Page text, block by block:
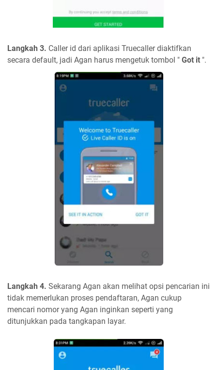
Langkah 3. Caller id dari aplikasi Truecaller diaktifkan
secara default, jadi Agan harus mengetuk tombol " Got it ".
Langkah 4. Sekarang Agan akan melihat opsi pencarian ini
tidak memerlukan proses pendaftaran, Agan cukup
mencari nomor yang Agan inginkan seperti yang
ditunjukkan pada tangkapan layar.